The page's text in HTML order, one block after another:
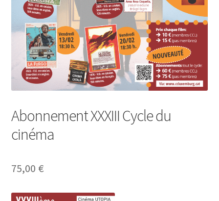
Abonnement XXXIII Cycle du
cinéma
75,00 €